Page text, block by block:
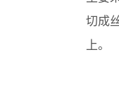
切成
上。